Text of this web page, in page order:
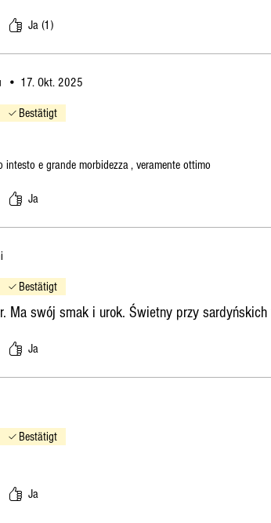
Ja (1)
• 17. Okt. 2025
bewertet.
Bestätigt
e grande morbidezza , veramente ottimo
Ja
bewertet.
Bestätigt
Ma swój smak i urok. Świetny przy
Ja
bewertet.
Bestätigt
Ja